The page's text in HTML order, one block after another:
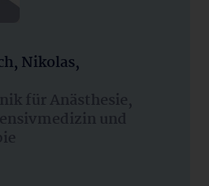
Nikolas,
für Anästhesie,
und